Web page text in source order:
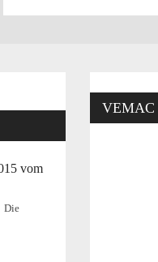
vom
Die
VEMAC